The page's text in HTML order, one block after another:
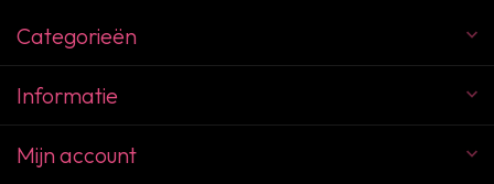
Categorieën
Informatie
Mijn account